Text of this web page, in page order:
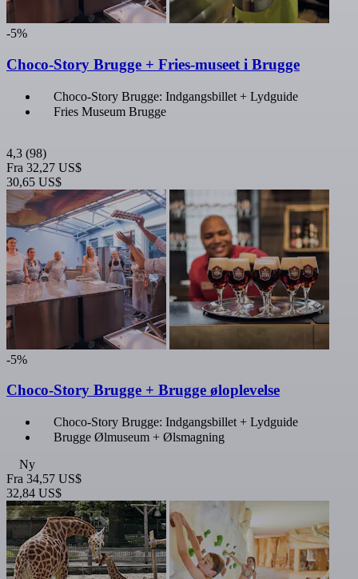
-5%
Choco-Story Brugge + Fries-museet i Brugge
Choco-Story Brugge: Indgangsbillet + Lydguide
Fries Museum Brugge
4,3 (98)
Fra 32,27 US$
30,65 US$
-5%
Choco-Story Brugge + Brugge øloplevelse
Choco-Story Brugge: Indgangsbillet + Lydguide
Brugge Ølmuseum + Ølsmagning
Ny
Fra 34,57 US$
32,84 US$